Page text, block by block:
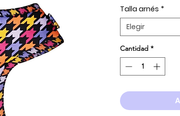
Talla arnés *
Elegir
Cantidad *